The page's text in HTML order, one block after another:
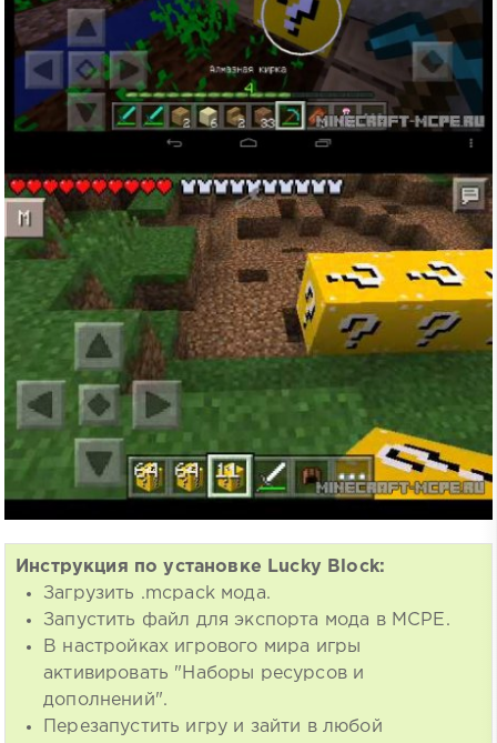
Инструкция по установке Lucky Block:
Загрузить .mcpack мода.
Запустить файл для экспорта мода в MCPE.
В настройках игрового мира игры
активировать "Наборы ресурсов и
дополнений".
Перезапустить игру и зайти в любой